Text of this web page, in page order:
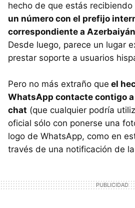
hecho de que estás
un número con el prefijo
correspondiente a Azerbaiyán
Desde luego, parece un lugar
prestar soporte a usuarios
Pero no más extraño que el
WhatsApp contacte contigo
chat (que cualquier podría
oficial sólo con ponerse una
logo de WhatsApp, como en
través de una notificación de